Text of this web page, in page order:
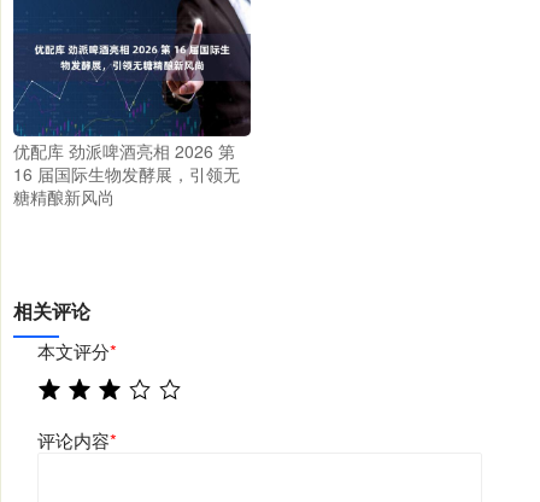
优配库 劲派啤酒亮相 2026 第
16 届国际生物发酵展，引领无
糖精酿新风尚
相关评论
本文评分*
评论内容*